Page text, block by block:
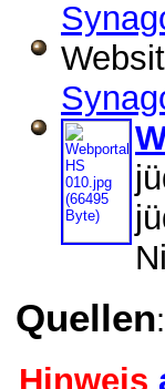
Quellen
Hinweis